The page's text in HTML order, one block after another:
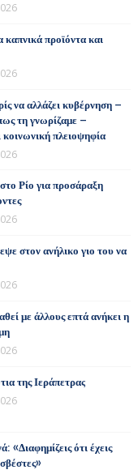
προϊόντα και
να αλλάζει κυβέρνηση –
τη γνωρίζαμε –
πλειοψηφία
Ρίο για προσάραξη
στον ανήλικο γιο του να
με άλλους επτά ανήκει η
της Ιεράπετρας
ότι έχεις